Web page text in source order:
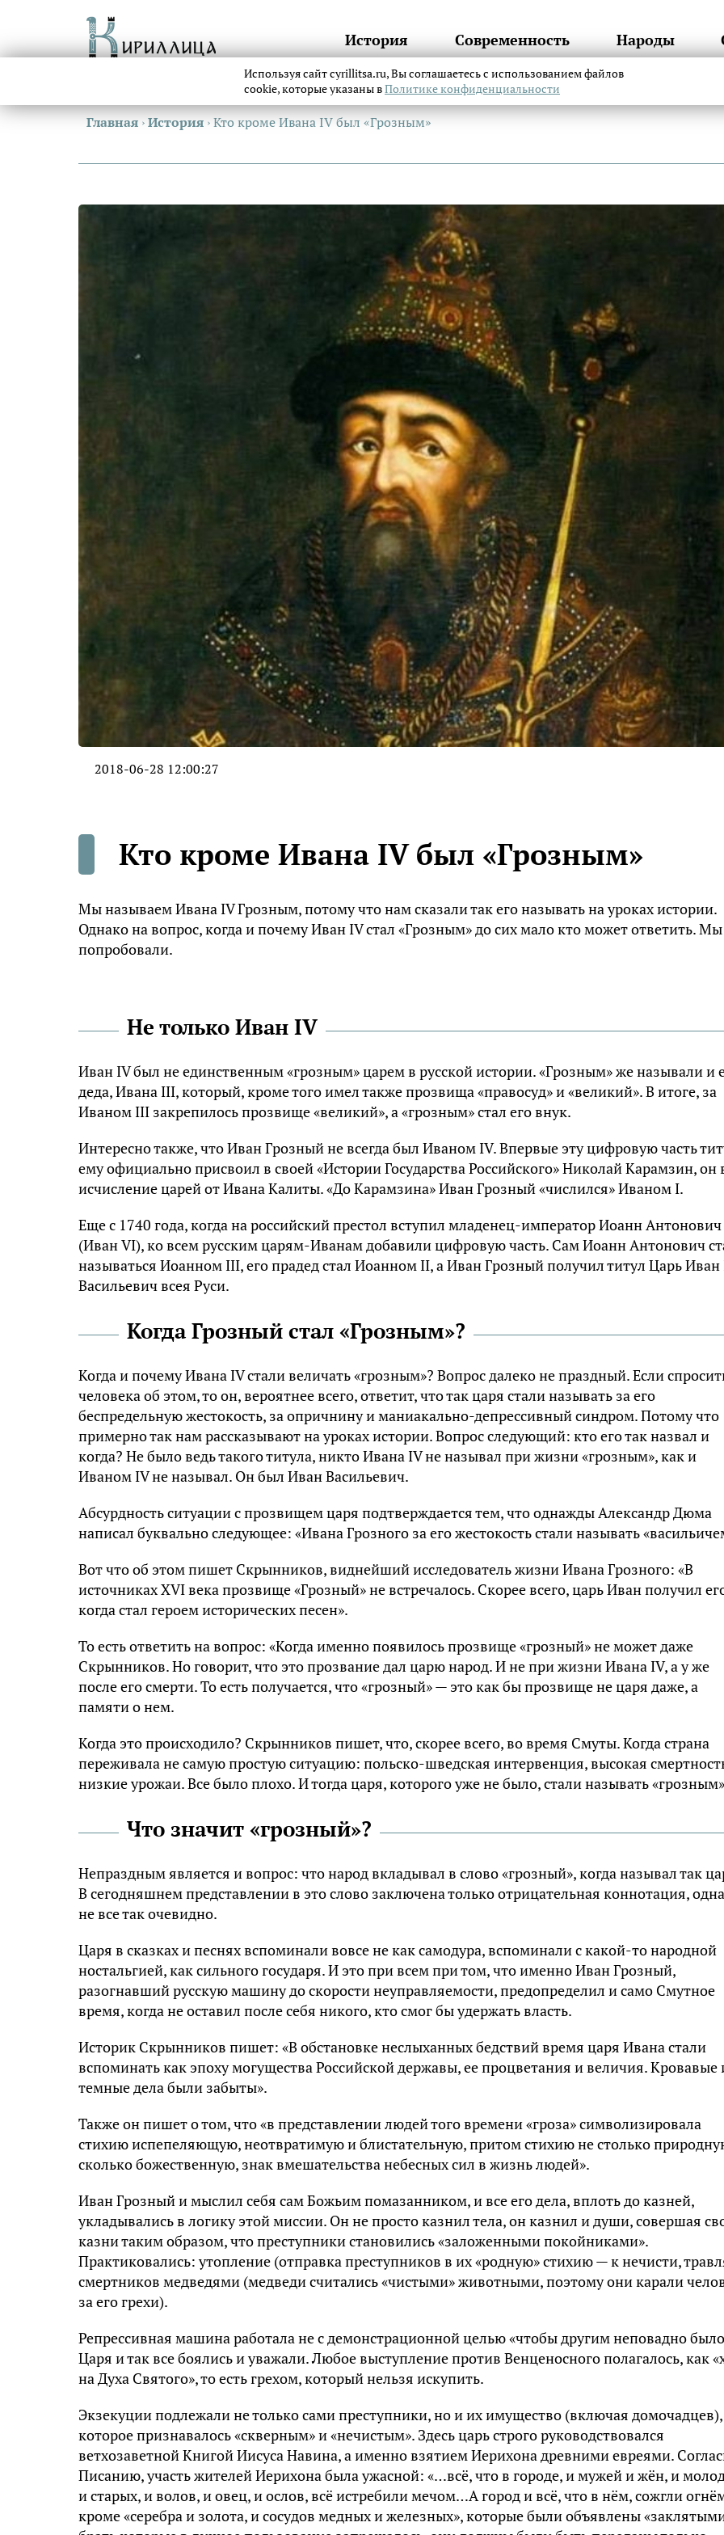
История Современность Народы
Главная ›История ›Кто кроме Ивана IV был «Грозным»
2018-06-28 12:00:27
Кто кроме Ивана IV был «Грозным»
Мы называем Ивана IV Грозным, потому что нам сказали так его называть на уроках истории.
Однако на вопрос, когда и почему Иван IV стал «Грозным» до сих мало кто может ответить. Мы
попробовали.
Не только Иван IV
Иван IV был не единственным «грозным» царем в русской истории. «Грозным» же называли и
деда, Ивана III, который, кроме того имел также прозвища «правосуд» и «великий». В итоге, за
Иваном III закрепилось прозвище «великий», а «грозным» стал его внук.
Интересно также, что Иван Грозный не всегда был Иваном IV. Впервые эту цифровую часть
ему официально присвоил в своей «Истории Государства Российского» Николай Карамзин, он
исчисление царей от Ивана Калиты. «До Карамзина» Иван Грозный «числился» Иваном I.
Еще с 1740 года, когда на российский престол вступил младенец-император Иоанн Антонович
(Иван VI), ко всем русским царям-Иванам добавили цифровую часть. Сам Иоанн Антонович
называться Иоанном III, его прадед стал Иоанном II, а Иван Грозный получил титул Царь Иван
Васильевич всея Руси.
Когда Грозный стал «Грозным»?
Когда и почему Ивана IV стали величать «грозным»? Вопрос далеко не праздный. Если
человека об этом, то он, вероятнее всего, ответит, что так царя стали называть за его
беспредельную жестокость, за опричнину и маниакально-депрессивный синдром. Потому что
примерно так нам рассказывают на уроках истории. Вопрос следующий: кто его так назвал и
когда? Не было ведь такого титула, никто Ивана IV не называл при жизни «грозным», как и
Иваном IV не называл. Он был Иван Васильевич.
Абсурдность ситуации с прозвищем царя подтверждается тем, что однажды Александр Дюма
написал буквально следующее: «Ивана Грозного за его жестокость стали называть
Вот что об этом пишет Скрынников, виднейший исследователь жизни Ивана Грозного: «В
источниках XVI века прозвище «Грозный» не встречалось. Скорее всего, царь Иван получил
когда стал героем исторических песен».
То есть ответить на вопрос: «Когда именно появилось прозвище «грозный» не может даже
Скрынников. Но говорит, что это прозвание дал царю народ. И не при жизни Ивана IV, а у же
после его смерти. То есть получается, что «грозный» — это как бы прозвище не царя даже, а
памяти о нем.
Когда это происходило? Скрынников пишет, что, скорее всего, во время Смуты. Когда страна
переживала не самую простую ситуацию: польско-шведская интервенция, высокая
низкие урожаи. Все было плохо. И тогда царя, которого уже не было, стали называть
Что значит «грозный»?
Непраздным является и вопрос: что народ вкладывал в слово «грозный», когда называл так
В сегодняшнем представлении в это слово заключена только отрицательная коннотация,
не все так очевидно.
Царя в сказках и песнях вспоминали вовсе не как самодура, вспоминали с какой-то народной
ностальгией, как сильного государя. И это при всем при том, что именно Иван Грозный,
разогнавший русскую машину до скорости неуправляемости, предопределил и само Смутное
время, когда не оставил после себя никого, кто смог бы удержать власть.
Историк Скрынников пишет: «В обстановке неслыханных бедствий время царя Ивана стали
вспоминать как эпоху могущества Российской державы, ее процветания и величия. Кровавые
темные дела были забыты».
Также он пишет о том, что «в представлении людей того времени «гроза» символизировала
стихию испепеляющую, неотвратимую и блистательную, притом стихию не столько
сколько божественную, знак вмешательства небесных сил в жизнь людей».
Иван Грозный и мыслил себя сам Божьим помазанником, и все его дела, вплоть до казней,
укладывались в логику этой миссии. Он не просто казнил тела, он казнил и души, совершая
казни таким образом, что преступники становились «заложенными покойниками».
Практиковались: утопление (отправка преступников в их «родную» стихию — к нечисти,
смертников медведями (медведи считались «чистыми» животными, поэтому они карали
за его грехи).
Репрессивная машина работала не с демонстрационной целью «чтобы другим неповадно
Царя и так все боялись и уважали. Любое выступление против Венценосного полагалось, как
на Духа Святого», то есть грехом, который нельзя искупить.
Экзекуции подлежали не только сами преступники, но и их имущество (включая домочадцев),
которое признавалось «скверным» и «нечистым». Здесь царь строго руководствовался
ветхозаветной Книгой Иисуса Навина, а именно взятием Иерихона древними евреями.
Писанию, участь жителей Иерихона была ужасной: «…всё, что в городе, и мужей и жён, и
и старых, и волов, и овец, и ослов, всё истребили мечом…А город и всё, что в нём, сожгли
кроме «серебра и золота, и сосудов медных и железных», которые были объявлены
Используя сайт cyrillitsa.ru, Вы соглашаетесь с использованием файлов
cookie, которые указаны вПолитике конфиденциальности